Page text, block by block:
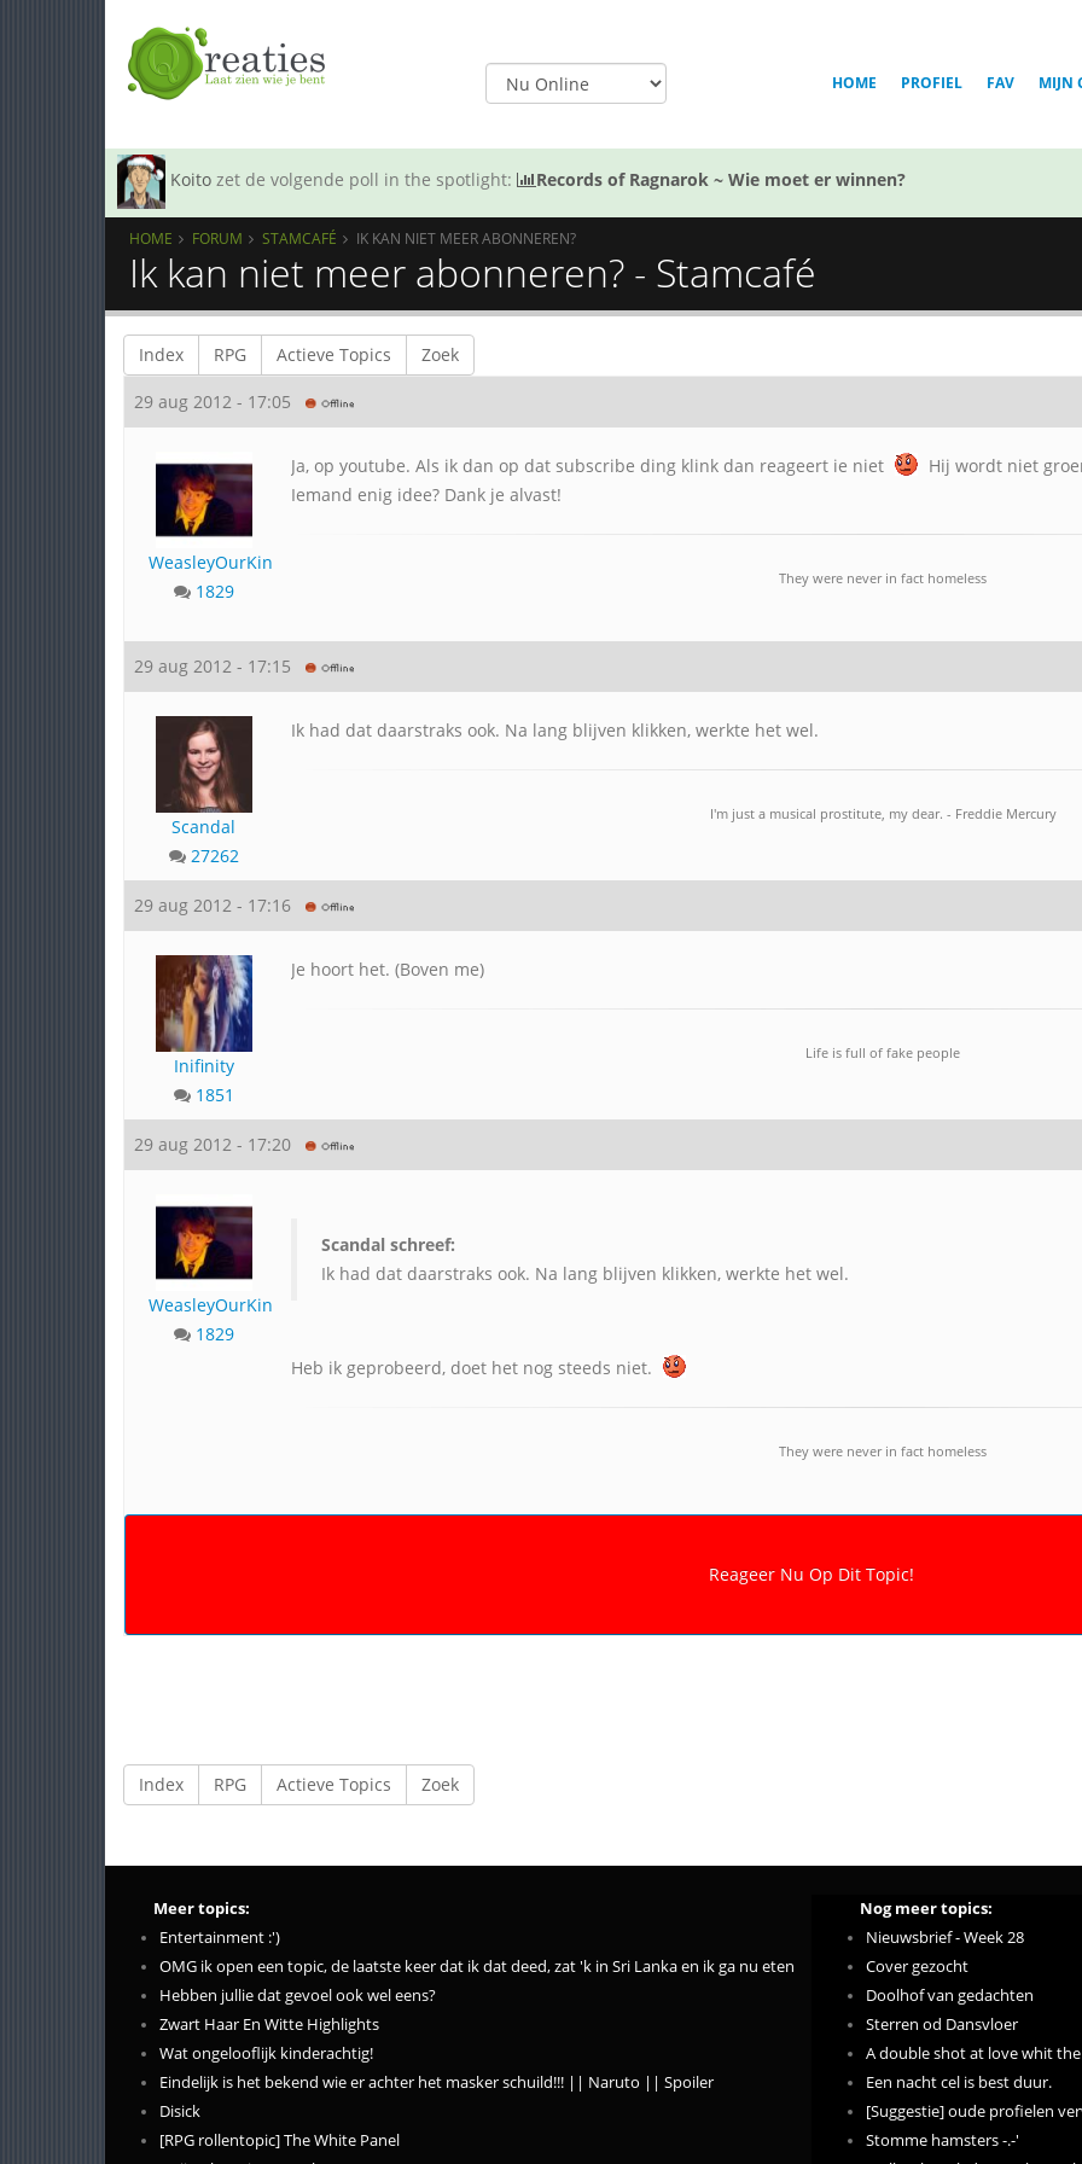
HOME PROFIEL FAV MIJN
Koito zet de volgende poll in the spotlight: Records of Ragnarok ~ Wie moet er winnen?
HOME FORUM STAMCAFÉ IK KAN NIET MEER ABONNEREN?
Ik kan niet meer abonneren? - Stamcafé
Index RPG Actieve Topics Zoek
29 aug 2012 - 17:05
WeasleyOurKing
1829
Ja, op youtube. Als ik dan op dat subscribe ding klink dan reageert ie niet
Hij wordt niet
Iemand enig idee? Dank je alvast!
They were never in fact homeless
29 aug 2012 - 17:15
Scandal
27262
Ik had dat daarstraks ook. Na lang blijven klikken, werkte het wel.
I'm just a musical prostitute, my dear. - Freddie Mercury
29 aug 2012 - 17:16
Inifinity
1851
Je hoort het. (Boven me)
Life is full of fake people
29 aug 2012 - 17:20
WeasleyOurKing
1829
Scandal schreef:
Ik had dat daarstraks ook. Na lang blijven klikken, werkte het wel.
Heb ik geprobeerd, doet het nog steeds niet.
They were never in fact homeless
Index RPG Actieve Topics Zoek
Meer topics:
Entertainment :')
OMG ik open een topic, de laatste keer dat ik dat deed, zat 'k in Sri Lanka en ik ga nu eten, so byes :'D - 205
Hebben jullie dat gevoel ook wel eens?
Zwart Haar En Witte Highlights
Wat ongelooflijk kinderachtig!
Eindelijk is het bekend wie er achter het masker schuild!!! || Naruto || Spoiler
Disick
[RPG rollentopic] The White Panel
Nog meer topics:
Nieuwsbrief - Week 28
Cover gezocht
Doolhof van gedachten
Sterren od Dansvloer
A double shot at love whit
Een nacht cel is best duur.
[Suggestie] oude profielen
Stomme hamsters -.-'